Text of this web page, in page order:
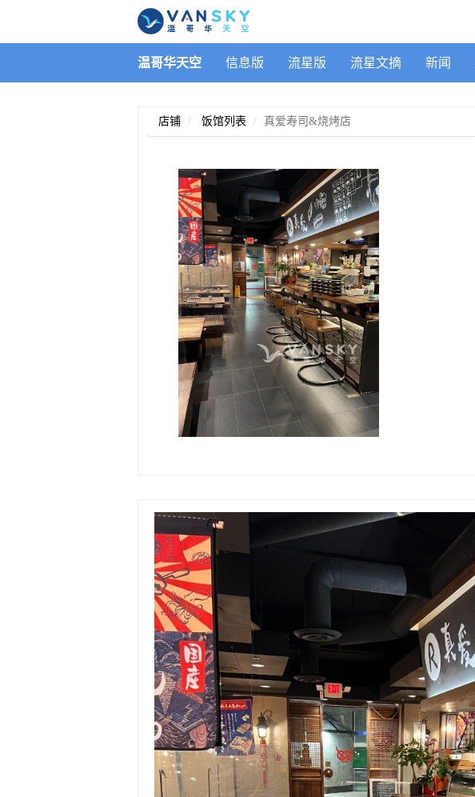
温哥华天空 信息版 流星版 流星文摘 新闻
店铺 饭馆列表 真爱寿司&烧烤店